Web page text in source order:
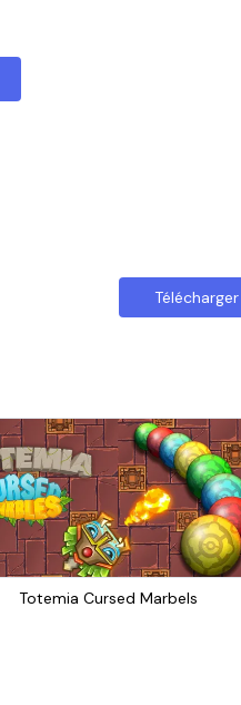
Télécharger
Totemia Cursed Marbels